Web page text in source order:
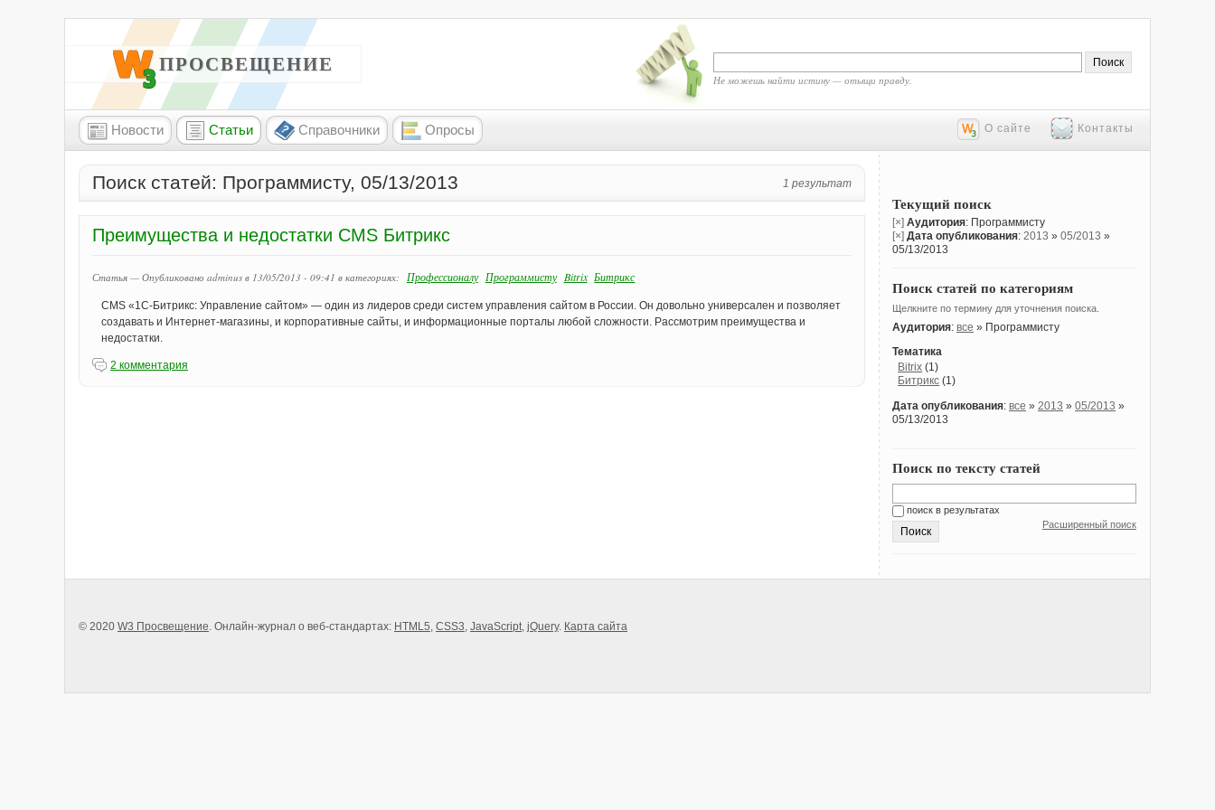
W3 ПРОСВЕЩЕНИЕ
Не можешь найти истину — отыщи правду.
Новости Статьи Справочники Опросы О сайте Контакты
Поиск статей: Программисту, 05/13/2013 1 результат
Преимущества и недостатки CMS Битрикс
Статья — Опубликовано adminus в 13/05/2013 - 09:41 в категориях: Профессионалу Программисту Bitrix Битрикс
CMS «1С-Битрикс: Управление сайтом» — один из лидеров среди систем управления сайтом в России. Он довольно универсален и позволяет
создавать и Интернет-магазины, и корпоративные сайты, и информационные порталы любой сложности. Рассмотрим преимущества и
недостатки.
2 комментария
Текущий поиск
[×] Аудитория: Программисту
[×] Дата опубликования: 2013 » 05/2013 »
05/13/2013
Поиск статей по категориям
Щелкните по термину для уточнения поиска.
Аудитория: все » Программисту
Тематика
Bitrix (1)
Битрикс (1)
Дата опубликования: все » 2013 » 05/2013 »
05/13/2013
Поиск по тексту статей
поиск в результатах
Расширенный поиск
© 2020 W3 Просвещение. Онлайн-журнал о веб-стандартах: HTML5, CSS3, JavaScript, jQuery. Карта сайта